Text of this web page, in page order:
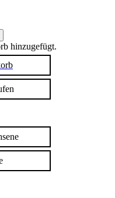
hinzugefügt.